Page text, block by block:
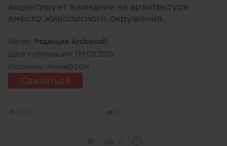
акцентирует внимание на архитектуре
вместо живописного окружения.
Автор: Редакция Archiprofi
Дата публикации: 09.09.2015
Источник: HomeDSGN
Связаться